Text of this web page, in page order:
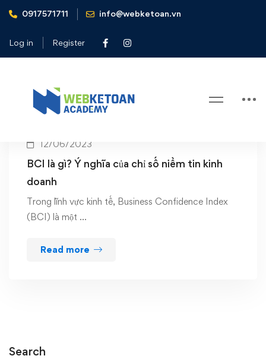
0917571711 info@webketoan.vn
Log in Register
Home BCI
Tag: BCI
12/06/2023
BCI là gì? Ý nghĩa của chỉ số niềm tin kinh
doanh
Trong lĩnh vực kinh tế, Business Confidence Index
(BCI) là một …
Read more
Search